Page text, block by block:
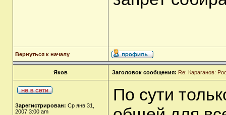
Вернуться к началу
Яков Заголовок сообщения: Re: Караганов:
Зарегистрирован: Ср янв 31,
2007 3:00 am
По сути